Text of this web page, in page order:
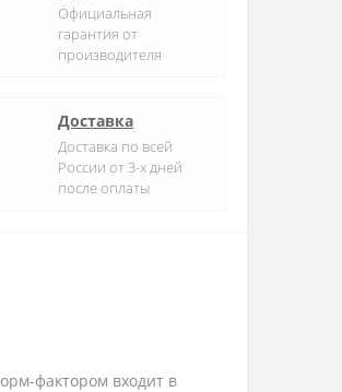
Официальная
гарантия от
производителя
Доставка
Доставка по всей
России от 3-х дней
после оплаты
фактором входит в